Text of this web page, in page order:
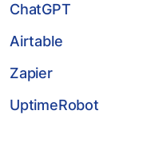
ChatGPT
Airtable
Zapier
UptimeRobot